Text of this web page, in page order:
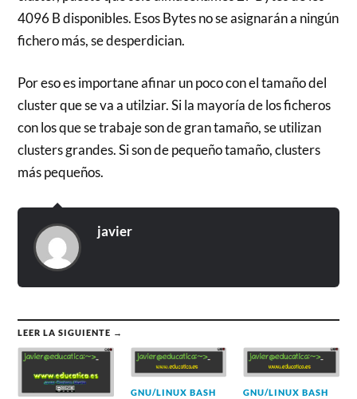
4096 B disponibles. Esos Bytes no se asignarán a ningún
fichero más, se desperdician.
Por eso es importane afinar un poco con el tamaño del
cluster que se va a utilziar. Si la mayoría de los ficheros
con los que se trabaje son de gran tamaño, se utilizan
clusters grandes. Si son de pequeño tamaño, clusters
más pequeños.
javier
LEER LA SIGUIENTE →
GNU/LINUX BASH GNU/LINUX BASH